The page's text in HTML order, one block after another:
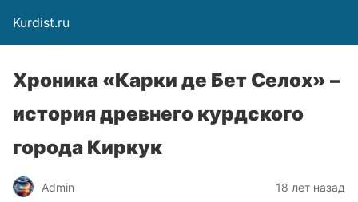
Kurdist.ru
Хроника «Карки де Бет Селох» –
история древнего курдского
города Киркук
Admin 18 лет назад